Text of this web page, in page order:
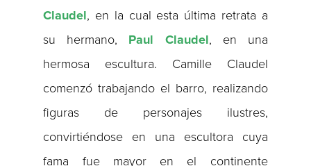
Claudel, en la cual esta última retrata a
su hermano, Paul Claudel, en una
hermosa escultura. Camille Claudel
comenzó trabajando el barro, realizando
figuras de personajes ilustres,
convirtiéndose en una escultora cuya
fama fue mayor en el continente